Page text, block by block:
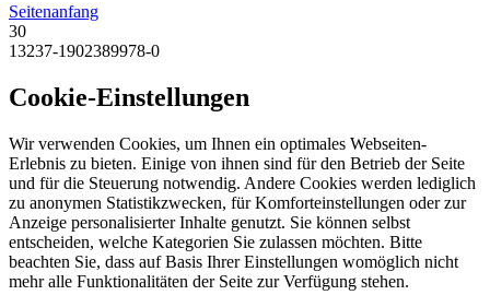
Seitenanfang
30
13237-1902389978-0
Cookie-Einstellungen
Wir verwenden Cookies, um Ihnen ein optimales Webseiten-
Erlebnis zu bieten. Einige von ihnen sind für den Betrieb der Seite
und für die Steuerung notwendig. Andere Cookies werden lediglich
zu anonymen Statistikzwecken, für Komforteinstellungen oder zur
Anzeige personalisierter Inhalte genutzt. Sie können selbst
entscheiden, welche Kategorien Sie zulassen möchten. Bitte
beachten Sie, dass auf Basis Ihrer Einstellungen womöglich nicht
mehr alle Funktionalitäten der Seite zur Verfügung stehen.